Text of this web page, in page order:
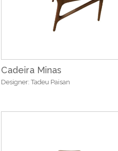
Cadeira Minas
Designer: Tadeu Paisan